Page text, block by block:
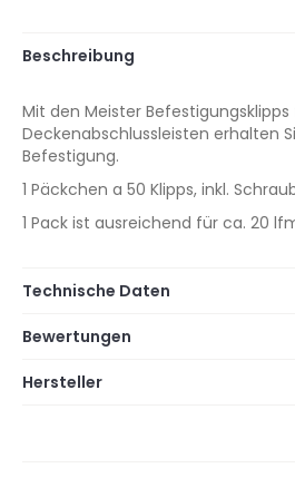
Beschreibung
Mit den Meister Befestigungsklipps
Deckenabschlussleisten erhalten
Befestigung.
1 Päckchen a 50 Klipps, inkl.
1 Pack ist ausreichend für ca. 20
Technische Daten
Bewertungen
Hersteller